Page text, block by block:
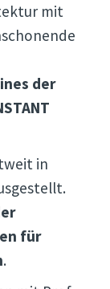
mit
der
in
für
.